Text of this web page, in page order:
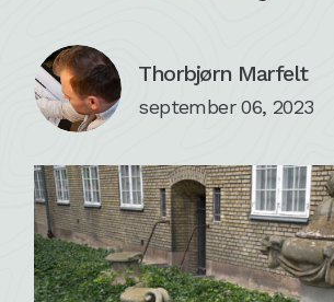
Thorbjørn Marfelt
september 06, 2023